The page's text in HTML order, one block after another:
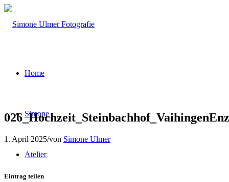
Home
Simone
Atelier
026_Hochzeit_Steinbachhof_VaihingenEnz
1. April 2025/von Simone Ulmer
Eintrag teilen